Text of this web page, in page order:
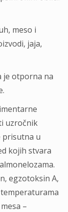
meso i
jaja,
je otporna na
uzročnik
prisutna u
kojih stvara
egzotoksin A,
–